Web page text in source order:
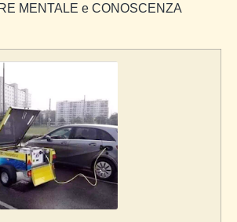
MENTALE e CONOSCENZA